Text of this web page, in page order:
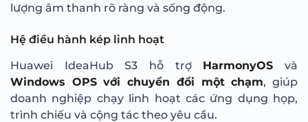
lượng âm thanh rõ ràng và sống động.
Hệ điều hành kép linh hoạt
Huawei IdeaHub S3 hỗ trợ HarmonyOS và
Windows OPS với chuyển đổi một chạm, giúp
doanh nghiệp chạy linh hoạt các ứng dụng họp,
trình chiếu và cộng tác theo yêu cầu.